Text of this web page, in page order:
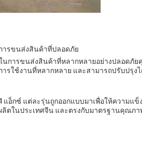
ารขนส่งสินค้าที่ปลอดภัย
ในการขนส่งสินค้าที่หลากหลายอย่างปลอดภั
ใช้งานที่หลากหลาย และสามารถปรับปรุงไ
แอ็กซ์ แต่ละรุ่นถูกออกแบบมาเพื่อให้ความแข็
ตในประเทศจีน และตรงกับมาตรฐานคุณภา